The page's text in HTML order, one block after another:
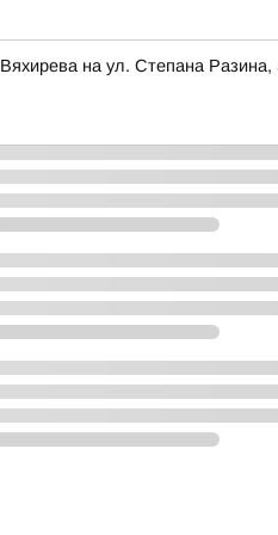
на ул. Степана Разина,